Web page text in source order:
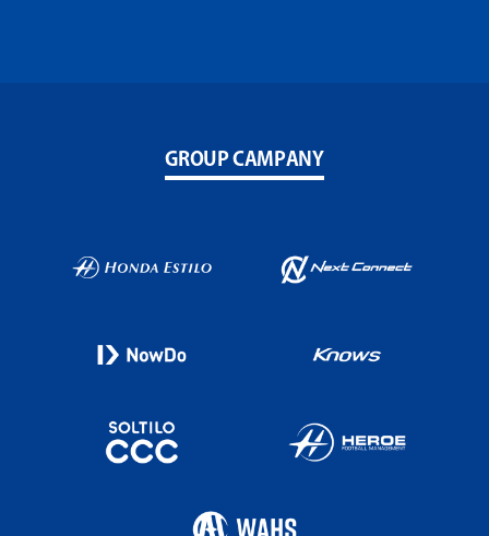
GROUP CAMPANY